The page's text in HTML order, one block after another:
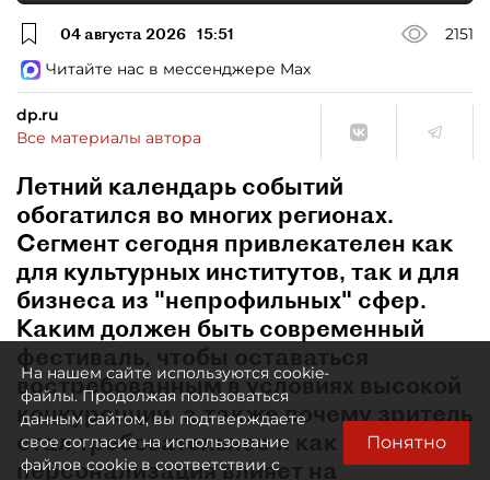
04 августа 2026 15:51
2151
Читайте нас в мессенджере Max
dp.ru
Все материалы автора
Летний календарь событий
обогатился во многих регионах.
Сегмент сегодня привлекателен как
для культурных институтов, так и для
бизнеса из "непрофильных" сфер.
Каким должен быть современный
фестиваль, чтобы оставаться
востребованным в условиях высокой
конкуренции, а также почему зритель
стал требовательнее и как
персонализация влияет на
На нашем сайте используются cookie-
файлы. Продолжая пользоваться
данным сайтом, вы подтверждаете
свое согласие на использование
файлов cookie в соответствии с
Понятно